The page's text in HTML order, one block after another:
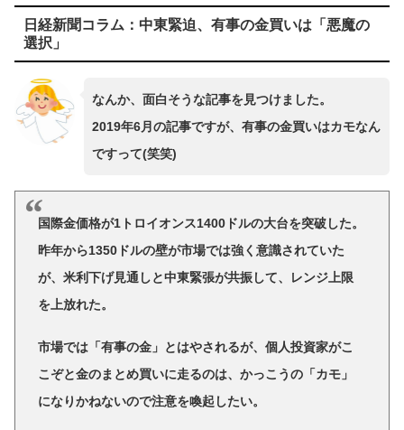
日経新聞コラム：中東緊迫、有事の金買いは「悪魔の
選択」
なんか、面白そうな記事を見つけました。
2019年6月の記事ですが、有事の金買いはカモなん
ですって(笑笑)
国際金価格が1トロイオンス1400ドルの大台を突破した。
昨年から1350ドルの壁が市場では強く意識されていた
が、米利下げ見通しと中東緊張が共振して、レンジ上限
を上放れた。
市場では「有事の金」とはやされるが、個人投資家がこ
こぞと金のまとめ買いに走るのは、かっこうの「カモ」
になりかねないので注意を喚起したい。